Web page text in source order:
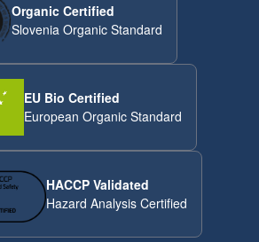
Organic Certified
Slovenia Organic Standard
EU Bio Certified
European Organic Standard
HACCP Validated
Hazard Analysis Certified